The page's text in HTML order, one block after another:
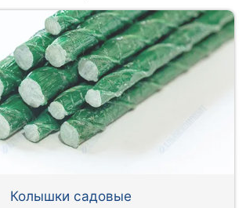
Колышки садовые